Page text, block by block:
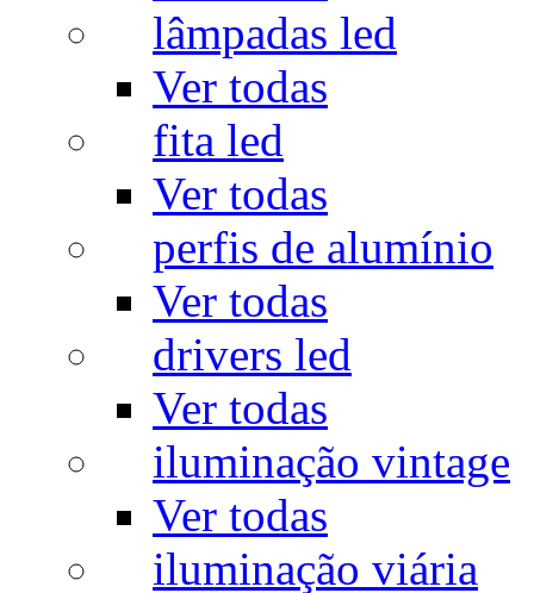
lâmpadas led
Ver todas
fita led
Ver todas
perfis de alumínio
Ver todas
drivers led
Ver todas
iluminação vintage
Ver todas
iluminação viária